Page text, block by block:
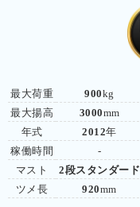
最大荷重
最大揚高
年式
稼働時間
マスト
ツメ長
900kg
3000mm
2012年
-
2段スタンダード
920mm